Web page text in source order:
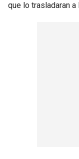
que lo trasladaran a